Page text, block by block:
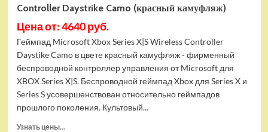
Controller Daystrike Camo (красный камуфляж)
Цена от: 4640 руб.
Геймпад Microsoft Xbox Series X|S Wireless Controller
Daystike Camo в цвете красный камуфляж - фирменный
беспроводной контроллер управления от Microsoft для
XBOX Series X|S. Беспроводной геймпад Xbox для Series X и
Series S усовершенствован относительно геймпадов
прошлого поколения. Культовый...
Узнать цены...